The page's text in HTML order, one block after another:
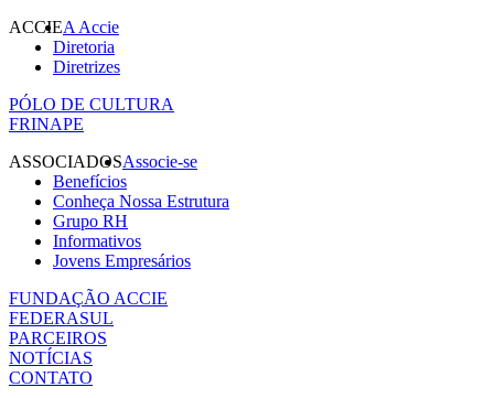
ACCIEA Accie
Diretoria
Diretrizes
PÓLO DE CULTURA
FRINAPE
ASSOCIADOSAssocie-se
Benefícios
Conheça Nossa Estrutura
Grupo RH
Informativos
Jovens Empresários
FUNDAÇÃO ACCIE
FEDERASUL
PARCEIROS
NOTÍCIAS
CONTATO